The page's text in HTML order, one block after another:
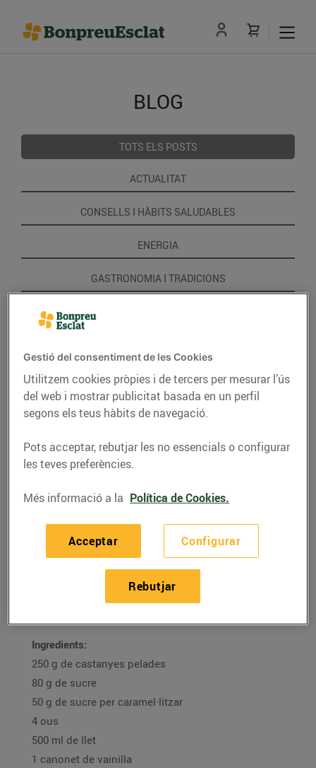
BLOG
TOTS ELS POSTS
ACTUALITAT
CONSELLS I HÀBITS SALUDABLES
ENERGIA
GASTRONOMIA I TRADICIONS
RECEPTES
Flam de castanyes i
vainilla
19/d’octubre/2021
Ingredients:
250 g de castanyes pelades
80 g de sucre
50 g de sucre per caramel·litzar
4 ous
500 ml de llet
1 canonet de vainilla
Gestió del consentiment de les Cookies
Utilitzem cookies pròpies i de tercers per mesurar l’ús
del web i mostrar publicitat basada en un perfil
segons els teus hàbits de navegació.
Pots acceptar, rebutjar les no essencials o configurar
les teves preferències.
Més informació a la Política de Cookies.
Configurar
Rebutjar
Acceptar